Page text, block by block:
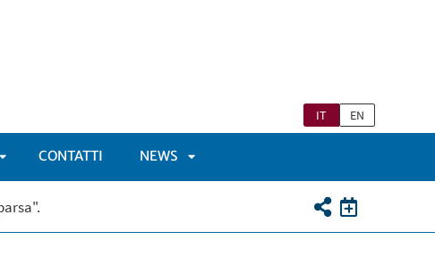
IT EN
APRI
CONTATTI NEWS